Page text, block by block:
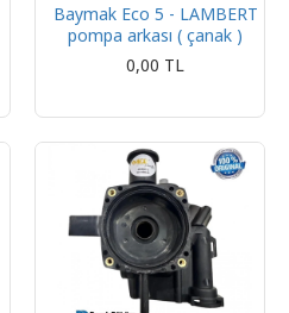
Baymak Eco 5 - LAMBERT
pompa arkası ( çanak )
0,00 TL